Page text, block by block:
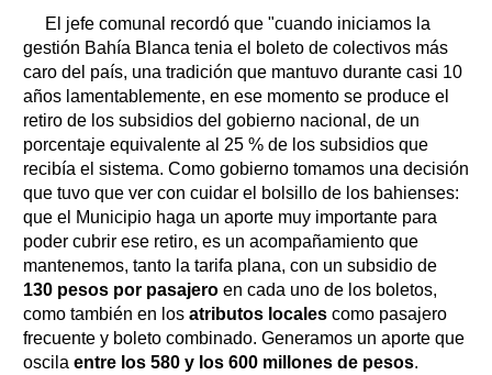
El jefe comunal recordó que "cuando iniciamos la
gestión Bahía Blanca tenia el boleto de colectivos más
caro del país, una tradición que mantuvo durante casi 10
años lamentablemente, en ese momento se produce el
retiro de los subsidios del gobierno nacional, de un
porcentaje equivalente al 25 % de los subsidios que
recibía el sistema. Como gobierno tomamos una decisión
que tuvo que ver con cuidar el bolsillo de los bahienses:
que el Municipio haga un aporte muy importante para
poder cubrir ese retiro, es un acompañamiento que
mantenemos, tanto la tarifa plana, con un subsidio de
130 pesos por pasajero en cada uno de los boletos,
como también en los atributos locales como pasajero
frecuente y boleto combinado. Generamos un aporte que
oscila entre los 580 y los 600 millones de pesos.